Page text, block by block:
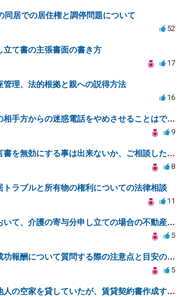
同居での居住権と調停問題について
52
立て書の主張書面の書き方
17
管理、法的根拠と親への説得方法
16
調停不成立の相手方からの迷惑電話をやめさせることはできますか？
9
公正証書遺言書を無効にする事は出来ないか、ご相談したいです。
8
トラブルと所有物の権利についての法律相談
11
遺産分割において、介護の寄与分申し立ての場合の不動産査定について。
5
弁護士への成功報酬について質問する際の注意点と目安の確認方法
5
・口約束で他人の空家を貸していたが、賃貸契約書作成すると権利が強固になりますか？